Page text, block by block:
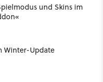
und Skins im
Winter-Update